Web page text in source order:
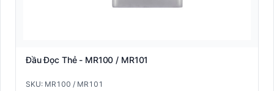
Đầu Đọc Thẻ - MR100 / MR101
SKU: MR100 / MR101